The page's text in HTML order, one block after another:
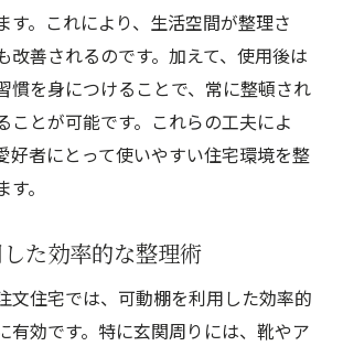
す。これにより、生活空間が整理さ
改善されるのです。加えて、使用後は
慣を身につけることで、常に整頓され
ことが可能です。これらの工夫によ
好者にとって使いやすい住宅環境を整
。
た効率的な整理術
文住宅では、可動棚を利用した効率的
有効です。特に玄関周りには、靴やア